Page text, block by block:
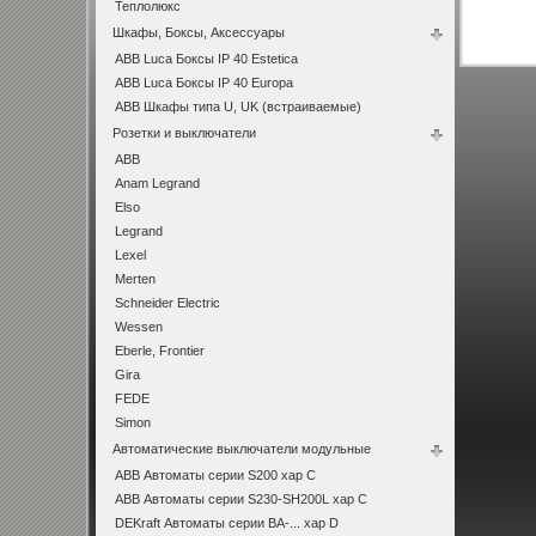
Теплолюкс
Шкафы, Боксы, Аксессуары
ABB Luca Боксы IP 40 Estetica
ABB Luca Боксы IP 40 Europa
ABB Шкафы типа U, UK (встраиваемые)
Розетки и выключатели
ABB
Anam Legrand
Elso
Legrand
Lexel
Merten
Schneider Electric
Wessen
Eberle, Frontier
Gira
FEDE
Simon
Автоматические выключатели модульные
ABB Автоматы серии S200 хар C
ABB Автоматы серии S230-SH200L хар С
DEKraft Автоматы серии ВА-... хар D